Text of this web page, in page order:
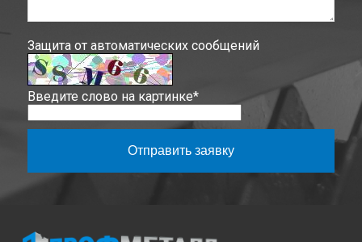
Защита от автоматических сообщений
Введите слово на картинке*
Отправить заявку